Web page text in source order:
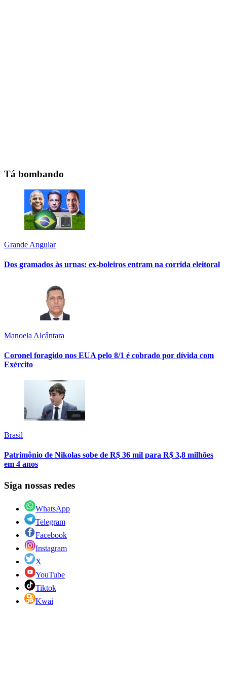
Tá bombando
Grande Angular
Dos gramados às urnas: ex-boleiros entram na corrida eleitoral
Manoela Alcântara
Coronel foragido nos EUA pelo 8/1 é cobrado por dívida com
Exército
Brasil
Patrimônio de Nikolas sobe de R$ 36 mil para R$ 3,8 milhões
em 4 anos
Siga nossas redes
WhatsApp
Telegram
Facebook
Instagram
X
YouTube
Tiktok
Kwai